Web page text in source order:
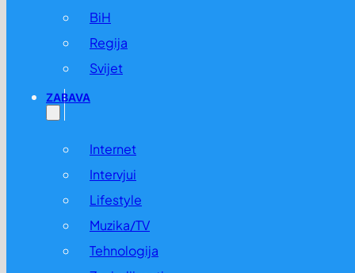
BiH
Regija
Svijet
ZABAVA
Internet
Intervjui
Lifestyle
Muzika/TV
Tehnologija